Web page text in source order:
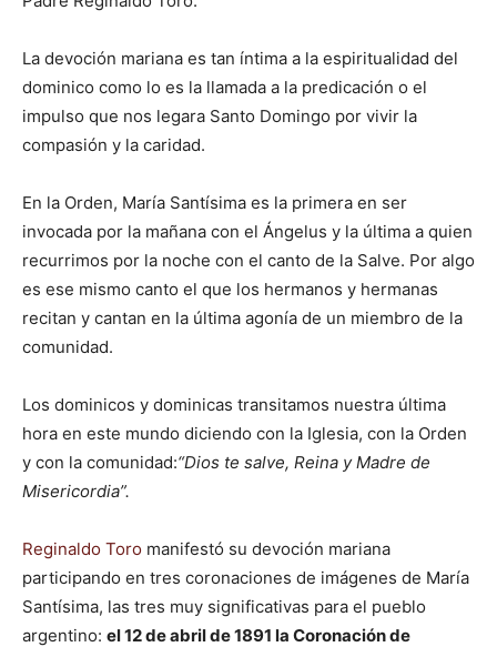
La devoción mariana es tan íntima a la espiritualidad del
dominico como lo es la llamada a la predicación o el
impulso que nos legara Santo Domingo por vivir la
compasión y la caridad.
En la Orden, María Santísima es la primera en ser
invocada por la mañana con el Ángelus y la última a quien
recurrimos por la noche con el canto de la Salve. Por algo
es ese mismo canto el que los hermanos y hermanas
recitan y cantan en la última agonía de un miembro de la
comunidad.
Los dominicos y dominicas transitamos nuestra última
hora en este mundo diciendo con la Iglesia, con la Orden
y con la comunidad:“Dios te salve, Reina y Madre de
Misericordia”.
Reginaldo Toro manifestó su devoción mariana
participando en tres coronaciones de imágenes de María
Santísima, las tres muy significativas para el pueblo
argentino: el 12 de abril de 1891 la Coronación de